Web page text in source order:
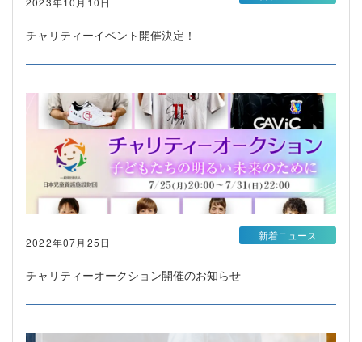
チャリティーイベント開催決定！
2022年07月25日
チャリティーオークション開催のお知らせ
新着ニュース